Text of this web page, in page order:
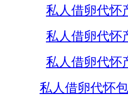
私人借卵代怀
私人借卵代怀
私人借卵代怀
私人借卵代怀